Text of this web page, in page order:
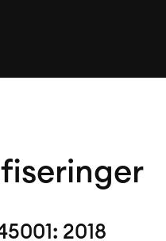
2018